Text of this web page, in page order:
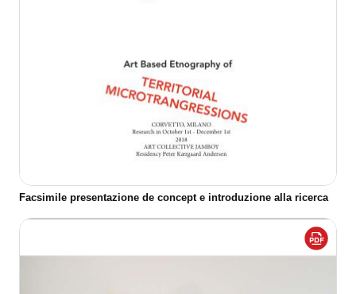
Facsimile presentazione de concept e introduzione alla ricerca